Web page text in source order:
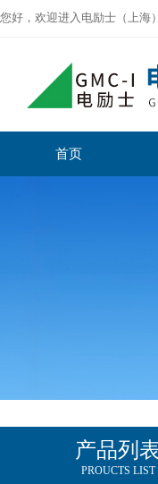
您好，欢迎进入电励士（上海
首页
产品列
PROUCTS LIST